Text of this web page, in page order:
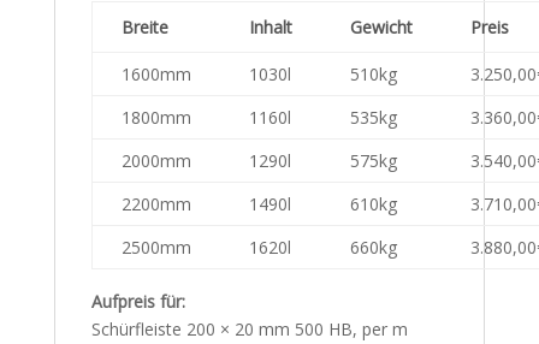
Breite Inhalt Gewicht Preis
1600mm 1030l 510kg
1800mm
1160l 535kg
2000mm
1290l 575kg
2200mm
1490l 610kg
2500mm
1620l 660kg
Aufpreis für:
Schürfleiste 200 × 20 mm 500 HB, per m